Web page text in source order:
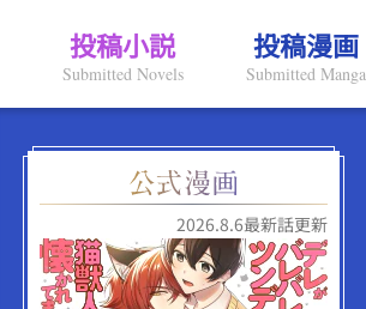
投稿小説
Submitted Novels
投稿漫画
Submitted Manga
2026.8.6最新話更新